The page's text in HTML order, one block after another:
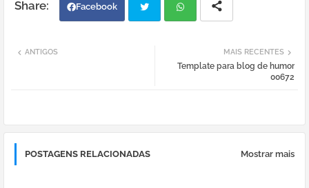
Facebook
atsa
MAIS RECENTES
Template para blog de humor
00672
ANTIGOS
POSTAGENS RELACIONADAS Mostrar mais